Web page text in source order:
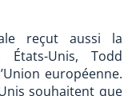
reçut aussi la
États-Unis, Todd
européenne.
souhaitent que